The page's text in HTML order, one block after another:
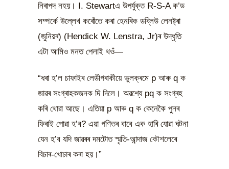
নিৰাপদ নহয়। I. Stewartএ উপৰ্যুক্ত R-S-A ক’ড
সম্পৰ্কে উল্লেখ কৰোঁতে কৰা হেনৰিক ডব্লিউ লেনষ্ট্ৰা
(জুনিয়ৰ) (Hendick W. Lenstra, Jr)ৰ উদ্ধৃতি
এটা আমিও মনত পেলাই থওঁ—
“ধৰা হ’ল চাফাইৰ লেডীগৰাকীয়ে ভুলক্ৰমে p আৰু q ক
জাৱৰ সংগ্ৰাহকজনক দি দিলে। অৱশ্যে pq ক সংগ্ৰহ
কৰি থোৱা আছে। এতিয়া p আৰু q ক কেনেকৈ পুনৰ
ফিৰাই পোৱা হ’ব? এয়া গণিতৰ বাবে এক হাৰি যোৱা ঘটনা
যেন হ’ব যদি জাৱৰৰ দমটোত স্মৃতি-আন্দাজ কৌশলেৰে
বিচাৰ-খোচাৰ কৰা হয়।”